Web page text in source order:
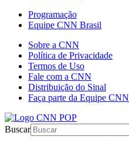
Programação
Equipe CNN Brasil
Sobre a CNN
Política de Privacidade
Termos de Uso
Fale com a CNN
Distribuição do Sinal
Faça parte da Equipe CNN
Buscar